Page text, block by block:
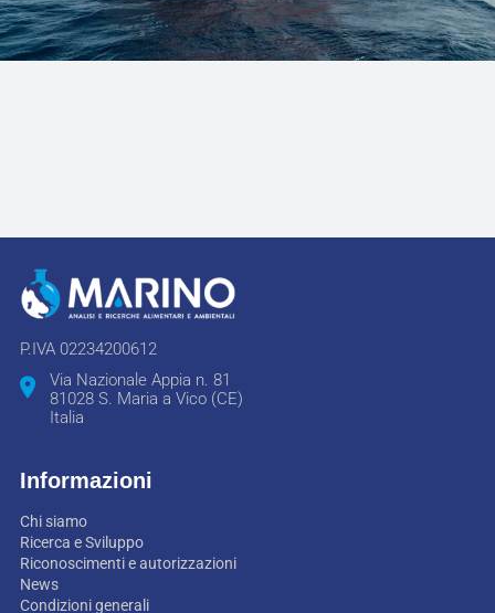
P.IVA 02234200612
Via Nazionale Appia n. 81
81028 S. Maria a Vico (CE)
Italia
Informazioni
Chi siamo
Ricerca e Sviluppo
Riconoscimenti e autorizzazioni
News
Condizioni generali